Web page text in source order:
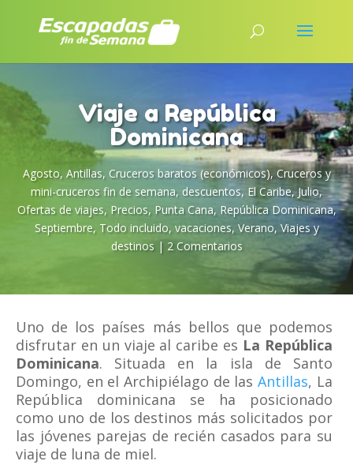
Viaje a República
Dominicana
Agosto, Antillas, Cruceros baratos (económicos), Cruceros y
mini-cruceros fin de semana, descuentos, El Caribe,Julio,
Ofertas de viajes, Precios, Punta Cana, República Dominicana,
Septiembre, Todo incluido, vacaciones, Verano, Viajes y
destinos| 2 Comentarios
Uno de los países más bellos que podemos
disfrutar en un viaje al caribe es La República
Dominicana. Situada en la isla de Santo
Domingo, en el Archipiélago de lasAntillas, La
República dominicana se ha posicionado
como uno de los destinos más solicitados por
las jóvenes parejas de recién casados para su
viaje de luna de miel.